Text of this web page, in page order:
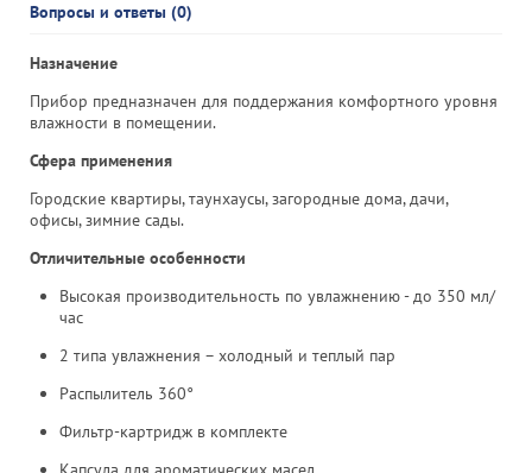
Вопросы и ответы (0)
Назначение
Прибор предназначен для поддержания комфортного уровня
влажности в помещении.
Сфера применения
Городские квартиры, таунхаусы, загородные дома, дачи,
офисы, зимние сады.
Отличительные особенности
Высокая производительность по увлажнению - до 350 мл/
час
2 типа увлажнения – холодный и теплый пар
Распылитель 360°
Фильтр-картридж в комплекте